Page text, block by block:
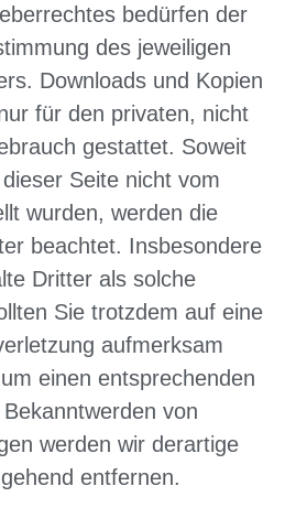
bedürfen der
des jeweiligen
Downloads und Kopien
für den privaten, nicht
gestattet. Soweit
Seite nicht vom
wurden, werden die
beachtet. Insbesondere
Dritter als solche
Sie trotzdem auf eine
aufmerksam
einen entsprechenden
von
werden wir derartige
entfernen.